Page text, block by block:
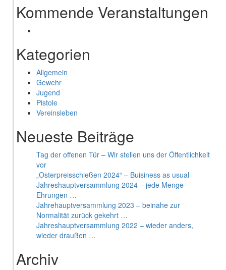
Kommende Veranstaltungen
Kategorien
Allgemein
Gewehr
Jugend
Pistole
Vereinsleben
Neueste Beiträge
Tag der offenen Tür – Wir stellen uns der Öffentlichkeit
vor
„Osterpreisschießen 2024“ – Buisiness as usual
Jahreshauptversammlung 2024 – jede Menge
Ehrungen …
Jahrehauptversammlung 2023 – beinahe zur
Normalität zurück gekehrt …
Jahreshauptversammlung 2022 – wieder anders,
wieder draußen …
Archiv